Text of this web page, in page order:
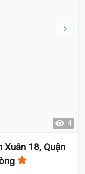
4
Xuân 18, Quận